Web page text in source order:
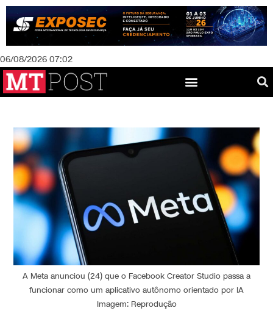
06/08/2026 07:02
A Meta anunciou (24) que o Facebook Creator Studio passa a
funcionar como um aplicativo autônomo orientado por IA
Imagem: Reprodução